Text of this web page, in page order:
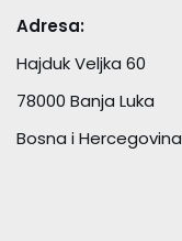
Adresa:
Hajduk Veljka 60
78000 Banja Luka
Bosna i Hercegovina